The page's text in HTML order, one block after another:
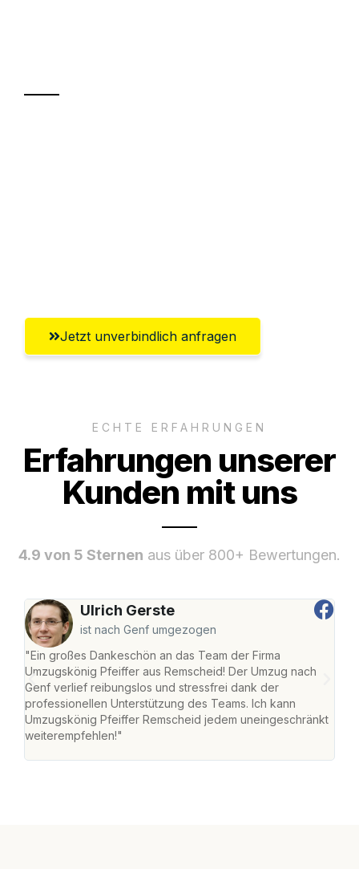
Jetzt unverbindlich anfragen
ECHTE ERFAHRUNGEN
Erfahrungen unserer
Kunden mit uns
4.9 von 5 Sternen aus über 800+ Bewertungen.
Ulrich Gerste
ist nach Genf umgezogen
"Ein großes Dankeschön an das Team der Firma
Umzugskönig Pfeiffer aus Remscheid! Der Umzug nach
Genf verlief reibungslos und stressfrei dank der
professionellen Unterstützung des Teams. Ich kann
Umzugskönig Pfeiffer Remscheid jedem uneingeschränkt
weiterempfehlen!"